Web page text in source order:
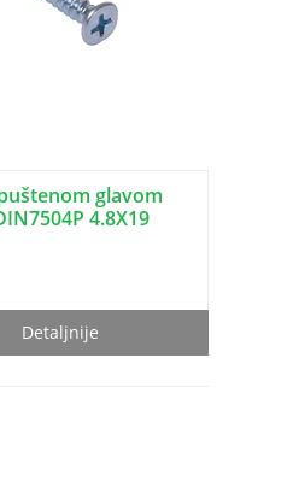
glavom
4.8X19
Detaljnije